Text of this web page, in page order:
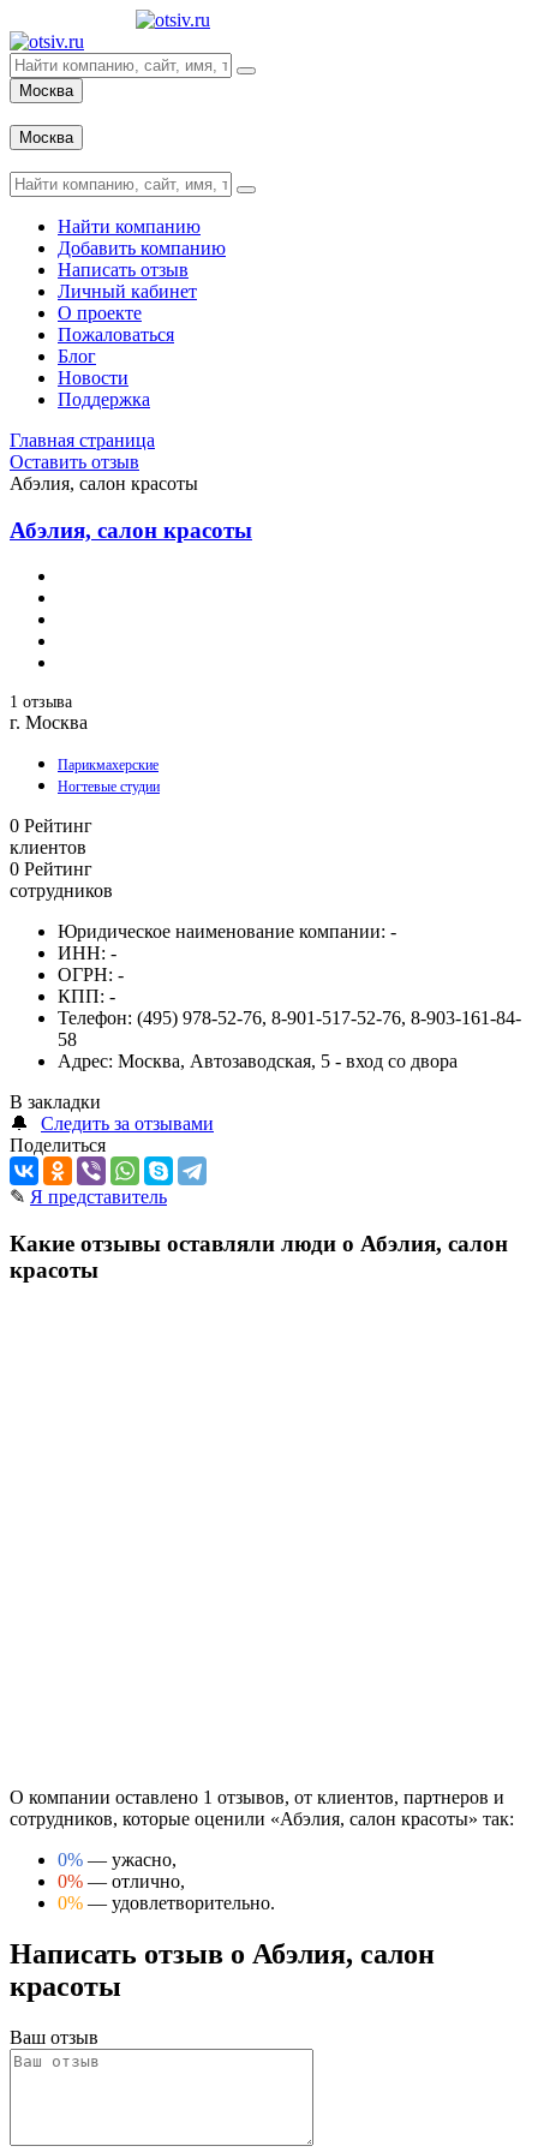
Москва
Москва
Найти компанию
Добавить компанию
Написать отзыв
Личный кабинет
О проекте
Пожаловаться
Блог
Новости
Поддержка
Главная страница
Оставить отзыв
Абэлия, салон красоты
Абэлия, салон красоты
1 отзыва
г. Москва
Парикмахерские
Ногтевые студии
0 Рейтинг
клиентов
0 Рейтинг
сотрудников
Юридическое наименование компании: -
ИНН: -
ОГРН: -
КПП: -
Телефон: (495) 978-52-76, 8-901-517-52-76, 8-903-161-84-
58
Адрес: Москва, Автозаводская, 5 - вход со двора
В закладки
🔔
Следить за отзывами
Поделиться
✎ Я представитель
Какие отзывы оставляли люди о Абэлия, салон
красоты
О компании оставлено 1 отзывов, от клиентов, партнеров и
сотрудников, которые оценили «Абэлия, салон красоты» так:
0% — ужасно,
0% — отлично,
0% — удовлетворительно.
Написать отзыв о Абэлия, салон
красоты
Ваш отзыв